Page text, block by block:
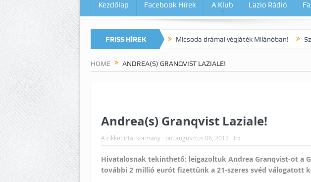
Kezdőlap Facebook Hírek A Klub Lazio Rádió
FRISS HÍREK
az Inter ellen? Lazio-Lecce 0:1 Micsoda drámai végjáték Milánóban! Szerencsés
HOME ANDREA(S) GRANQVIST LAZIALE!
Andrea(s) Granqvist Laziale!
A cikket írta: kormany on: augusztus 06, 2012 In:
Hivatalosnak tekinthető: leigazoltuk Andrea Granqvist-ot a
további 2 millió eurót fizettünk a 21-szeres svéd válogatott